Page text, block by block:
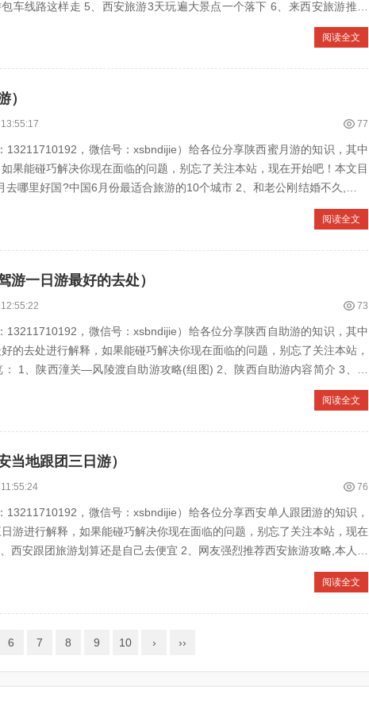
阅读全文
）
77
13211710192，微信号：xsbndijie）给各位分享陕西蜜月游的知识，其中
果能碰巧解决你现在面临的问题，别忘了关注本站，现在开始吧！本文目
?中国6月份最适合旅游的10个城市 2、和老公刚结婚不久,正在
阅读全文
游一日游最好的去处）
73
13211710192，微信号：xsbndijie）给各位分享陕西自助游的知识，其中
的去处进行解释，如果能碰巧解决你现在面临的问题，别忘了关注本站，
关—风陵渡自助游攻略(组图) 2、陕西自助游内容简介 3、陕
阅读全文
当地跟团三日游）
76
13211710192，微信号：xsbndijie）给各位分享西安单人跟团游的知识，
游进行解释，如果能碰巧解决你现在面临的问题，别忘了关注本站，现在
还是自己去便宜 2、网友强烈推荐西安旅游攻略,本人亲
阅读全文
6 7 8 9 10 › ››